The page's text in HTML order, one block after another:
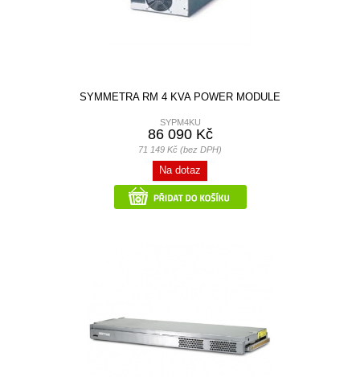
SYMMETRA RM 4 KVA POWER MODULE
SYPM4KU
86 090 Kč
71 149 Kč (bez DPH)
Na dotaz